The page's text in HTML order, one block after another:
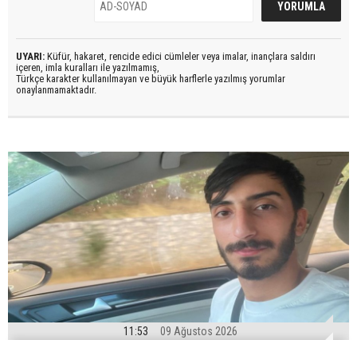
UYARI: Küfür, hakaret, rencide edici cümleler veya imalar, inançlara saldırı
içeren, imla kuralları ile yazılmamış,
Türkçe karakter kullanılmayan ve büyük harflerle yazılmış yorumlar
onaylanmamaktadır.
11:53 09 Ağustos 2026